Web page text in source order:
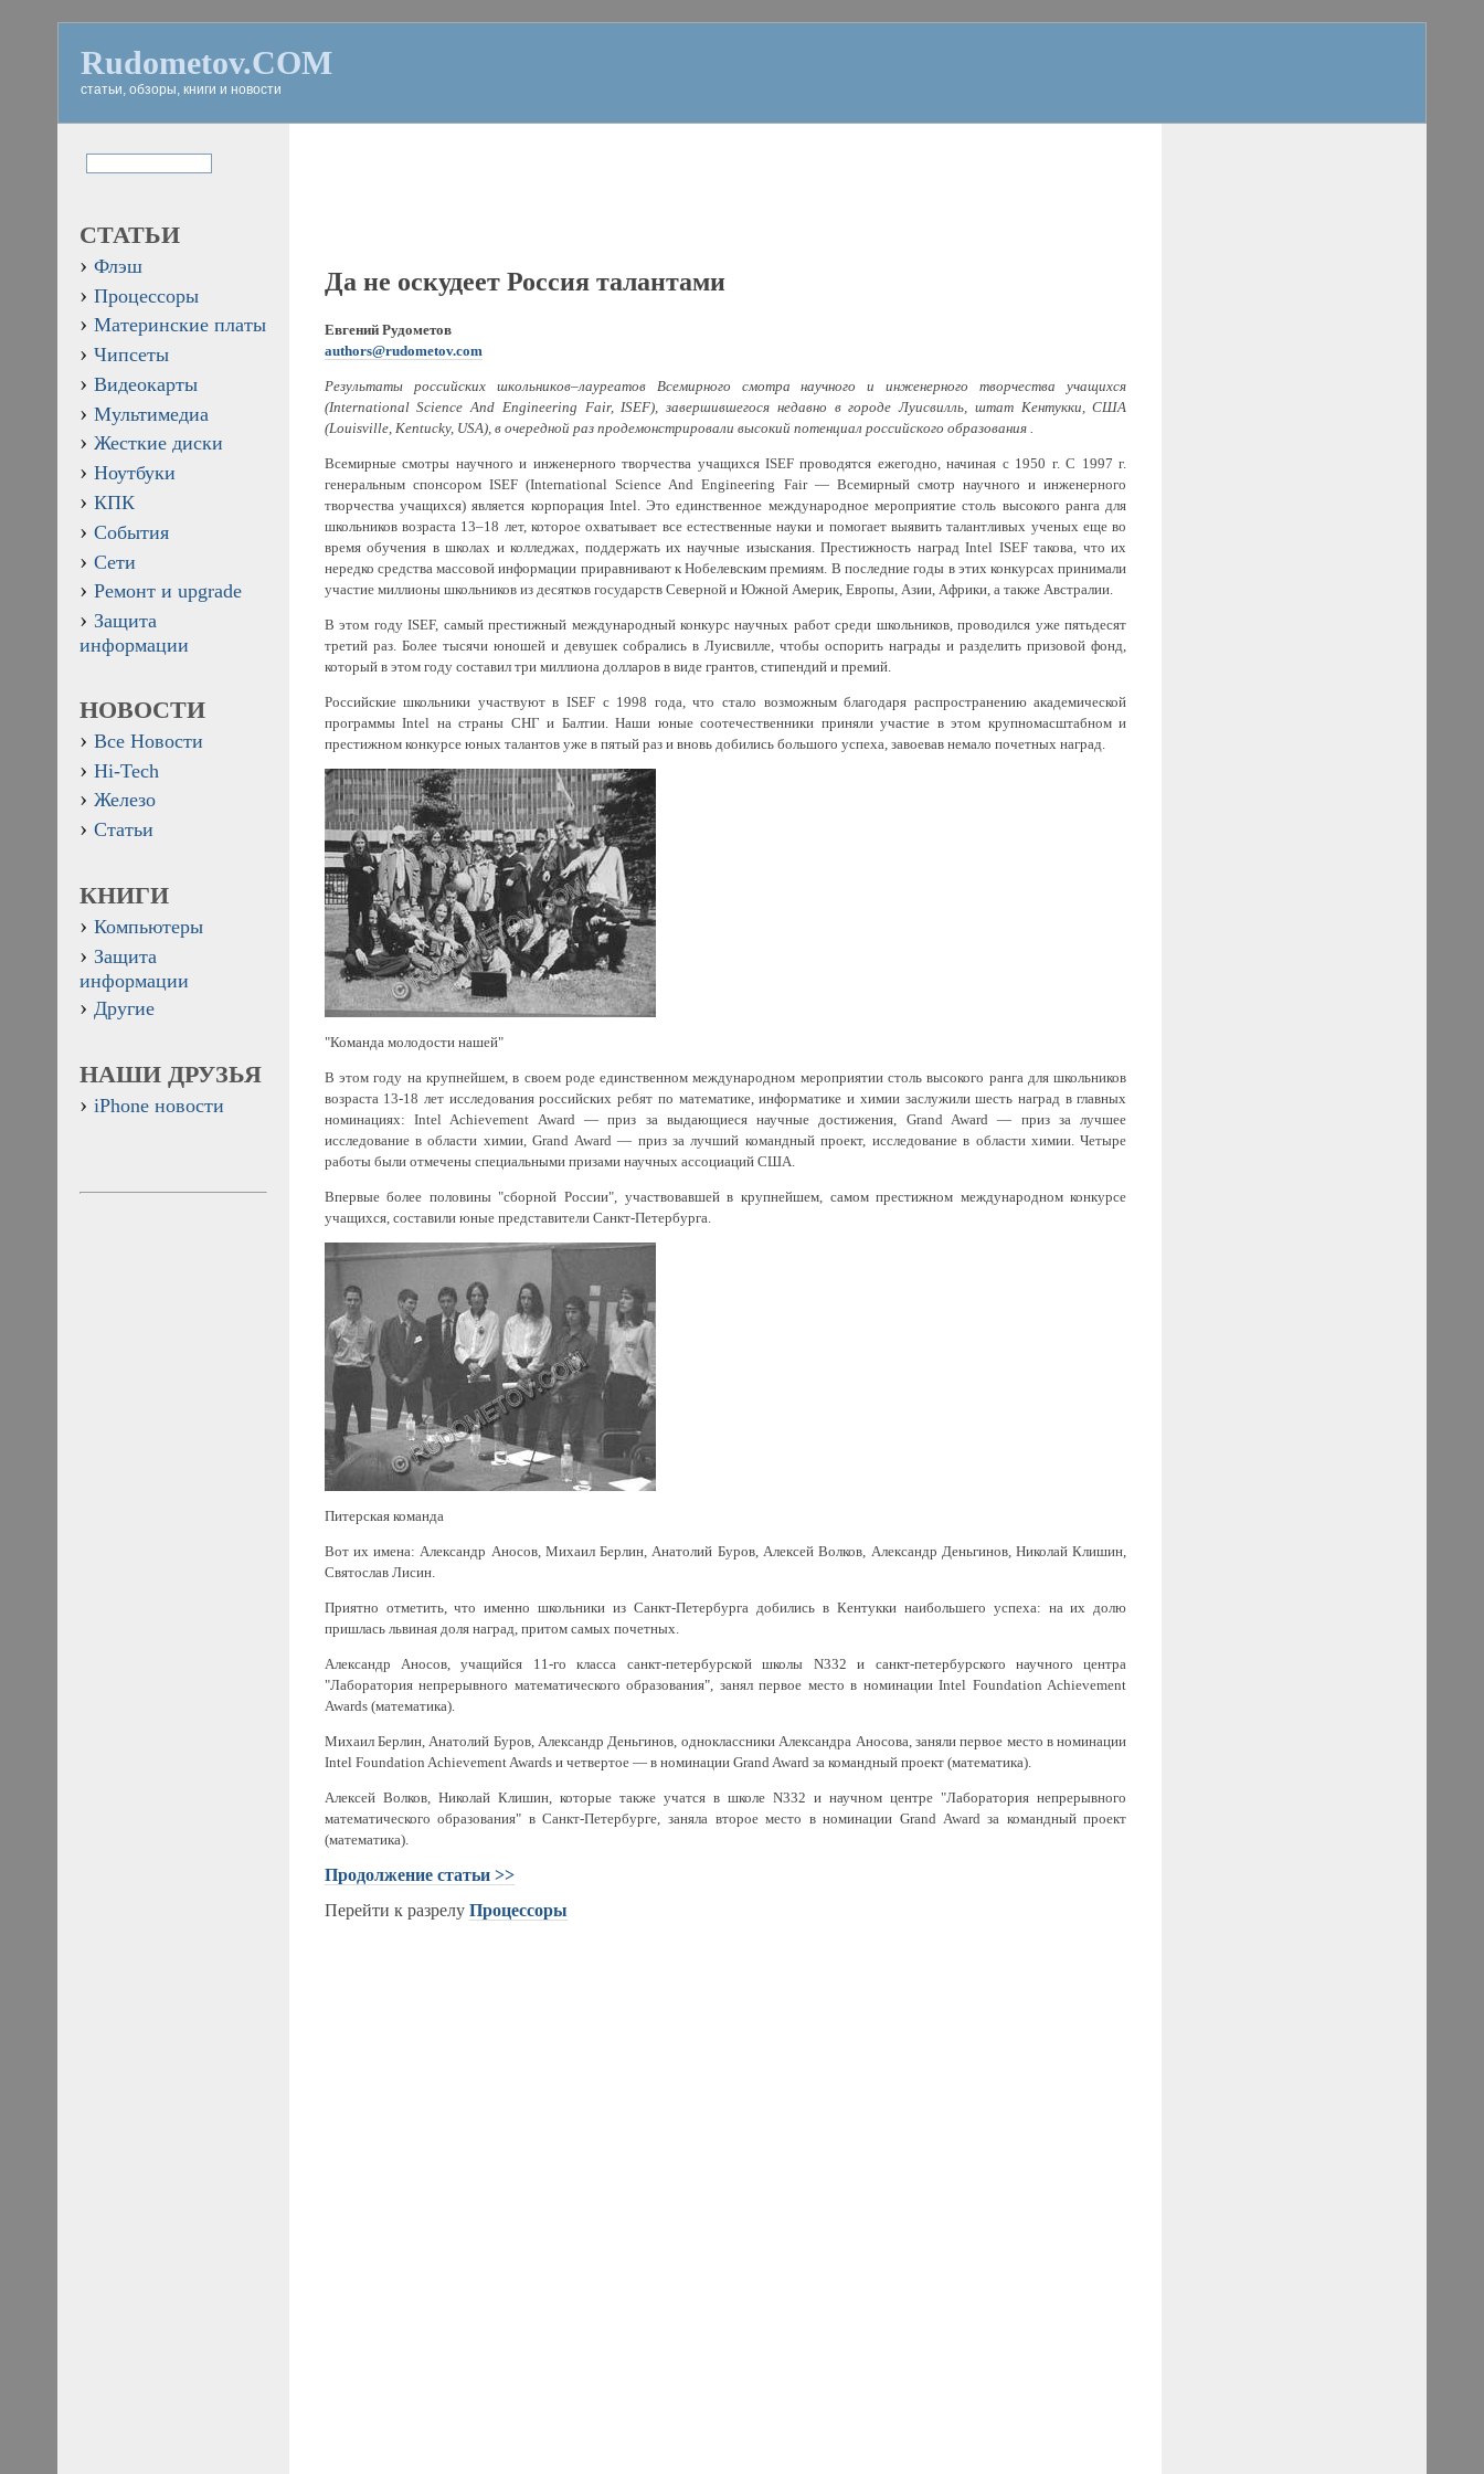
Rudometov.COM
статьи, обзоры, книги и новости
Да не оскудеет Россия талантами
Евгений Рудометов
authors@rudometov.com
Результаты российских школьников–лауреатов Всемирного смотра научного и инженерного творчества учащихся
(International Science And Engineering Fair, ISEF), завершившегося недавно в городе Луисвилль, штат Кентукки, США
(Louisville, Kentucky, USA), в очередной раз продемонстрировали высокий потенциал российского образования .
Всемирные смотры научного и инженерного творчества учащихся ISEF проводятся ежегодно, начиная с 1950 г. С 1997 г.
генеральным спонсором ISEF (International Science And Engineering Fair — Всемирный смотр научного и инженерного
творчества учащихся) является корпорация Intel. Это единственное международное мероприятие столь высокого ранга для
школьников возраста 13–18 лет, которое охватывает все естественные науки и помогает выявить талантливых ученых еще во
время обучения в школах и колледжах, поддержать их научные изыскания. Престижность наград Intel ISEF такова, что их
нередко средства массовой информации приравнивают к Нобелевским премиям. В последние годы в этих конкурсах принимали
участие миллионы школьников из десятков государств Северной и Южной Америк, Европы, Азии, Африки, а также Австралии.
В этом году ISEF, самый престижный международный конкурс научных работ среди школьников, проводился уже пятьдесят
третий раз. Более тысячи юношей и девушек собрались в Луисвилле, чтобы оспорить награды и разделить призовой фонд,
который в этом году составил три миллиона долларов в виде грантов, стипендий и премий.
Российские школьники участвуют в ISEF с 1998 года, что стало возможным благодаря распространению академической
программы Intel на страны СНГ и Балтии. Наши юные соотечественники приняли участие в этом крупномасштабном и
престижном конкурсе юных талантов уже в пятый раз и вновь добились большого успеха, завоевав немало почетных наград.
"Команда молодости нашей"
В этом году на крупнейшем, в своем роде единственном международном мероприятии столь высокого ранга для школьников
возраста 13-18 лет исследования российских ребят по математике, информатике и химии заслужили шесть наград в главных
номинациях: Intel Achievement Award — приз за выдающиеся научные достижения, Grand Award — приз за лучшее
исследование в области химии, Grand Award — приз за лучший командный проект, исследование в области химии. Четыре
работы были отмечены специальными призами научных ассоциаций США.
Впервые более половины "сборной России", участвовавшей в крупнейшем, самом престижном международном конкурсе
учащихся, составили юные представители Санкт-Петербурга.
Питерская команда
Вот их имена: Александр Аносов, Михаил Берлин, Анатолий Буров, Алексей Волков, Александр Деньгинов, Николай Клишин,
Святослав Лисин.
Приятно отметить, что именно школьники из Санкт-Петербурга добились в Кентукки наибольшего успеха: на их долю
пришлась львиная доля наград, притом самых почетных.
Александр Аносов, учащийся 11-го класса санкт-петербурской школы N332 и санкт-петербурского научного центра
"Лаборатория непрерывного математического образования", занял первое место в номинации Intel Foundation Achievement
Awards (математика).
Михаил Берлин, Анатолий Буров, Александр Деньгинов, одноклассники Александра Аносова, заняли первое место в номинации
Intel Foundation Achievement Awards и четвертое — в номинации Grand Award за командный проект (математика).
Алексей Волков, Николай Клишин, которые также учатся в школе N332 и научном центре "Лаборатория непрерывного
математического образования" в Санкт-Петербурге, заняла второе место в номинации Grand Award за командный проект
(математика).
Продолжение статьи >>
Перейти к разрелу Процессоры
СТАТЬИ
Флэш
Процессоры
Материнские платы
Чипсеты
Видеокарты
Мультимедиа
Жесткие диски
Ноутбуки
КПК
События
Сети
Ремонт и upgrade
Защита
информации
НОВОСТИ
Все Новости
Hi-Tech
Железо
Статьи
КНИГИ
Компьютеры
Защита
информации
Другие
НАШИ ДРУЗЬЯ
iPhone новости